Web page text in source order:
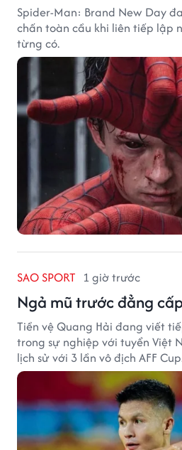
Spider-Man: Brand New Day
chấn toàn cầu khi liên tiếp lập
từng có.
SAO SPORT 1 giờ trước
Ngả mũ trước đẳng
Tiền vệ Quang Hải đang viết
trong sự nghiệp với tuyển Việt
lịch sử với 3 lần vô địch AFF